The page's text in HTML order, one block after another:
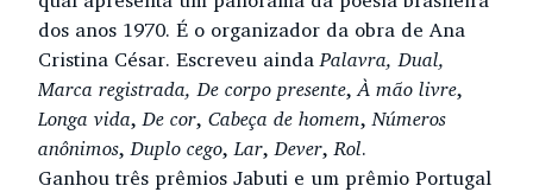
dos anos 1970. É o organizador da obra de Ana
Cristina César. Escreveu aindaPalavra, Dual,
Marca registrada, De corpo presente,À mão livre,
Longa vida,De cor, Cabeça de homem,Números
anônimos,Duplo cego,Lar,Dever,Rol.
Ganhou três prêmios Jabuti e um prêmio Portugal